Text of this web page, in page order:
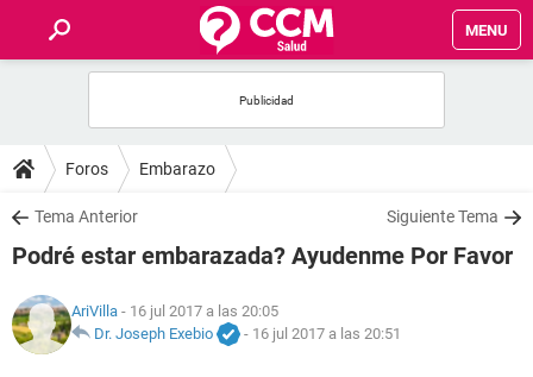
MENU
FOROS
SALUD
NUTRICIÓN
Foros Embarazo
Tema Anterior Siguiente Tema
Podré estar embarazada? Ayudenme Por Favor
AriVilla - 16 jul 2017 a las 20:05
Dr. Joseph Exebio
- 16 jul 2017 a las 20:51